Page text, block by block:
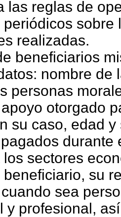
las reglas de
periódicos
realizadas.
beneficiarios
nombre de
personas
otorgado
su caso, edad
sectores
su
sea
y profesional,